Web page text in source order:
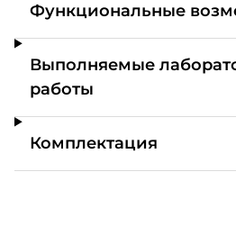
Функциональные
Выполняемые
работы
Комплектация